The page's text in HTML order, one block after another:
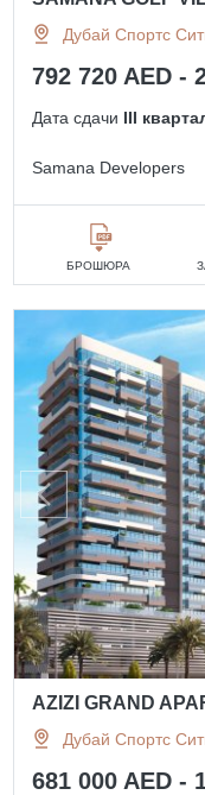
Дубай Спортс
792 720 AED -
Дата сдачи III
Samana Developers
БРОШЮРА
AZIZI GRAND
Дубай Спортс
681 000 AED -